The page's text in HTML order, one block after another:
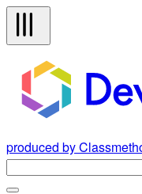
produced by